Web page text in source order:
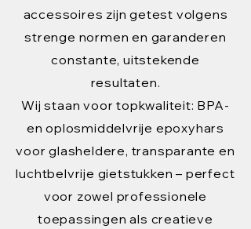
accessoires zijn getest volgens
strenge normen en garanderen
constante, uitstekende
resultaten.
Wij staan voor topkwaliteit: BPA-
en oplosmiddelvrije epoxyhars
voor glasheldere, transparante en
luchtbelvrije gietstukken – perfect
voor zowel professionele
toepassingen als creatieve